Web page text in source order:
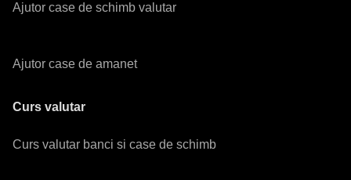
Ajutor case de schimb valutar
Ajutor case de amanet
Curs valutar
Curs valutar banci si case de schimb